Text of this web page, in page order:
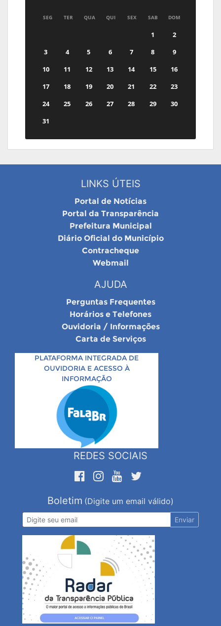
SEG TER QUA QUI SEX SAB DOM
1
2
3
4 5 6 7 8
9
10
11 12 13 14 15
16
17
18 19 20 21 22
23
24
25 26 27 28 29
30
31
LINKS ÚTEIS
Portal de Notícias
Portal da Transparência
Prefeitura Municipal
Diário Oficial do Município
Contracheque
Webmail
AJUDA
Perguntas Frequentes
Horários e Telefones
Ouvidoria / Informações
Carta de Serviços
PLATAFORMA INTEGRADA DE
OUVIDORIA E ACESSO À
INFORMAÇÃO
REDES SOCIAIS
Boletim (Digite um email válido)
Enviar